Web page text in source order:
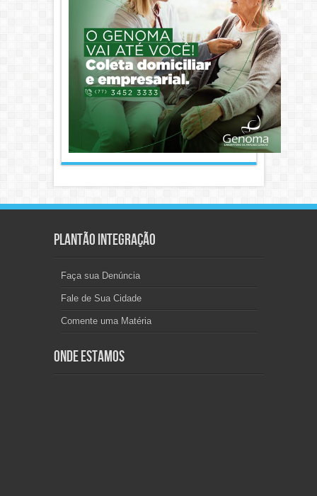
Plantão Integração
Faça sua Denúncia
Fale de Sua Cidade
Comente uma Matéria
Onde Estamos